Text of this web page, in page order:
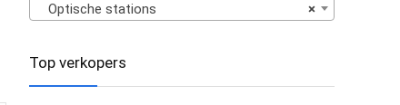
×
Optische stations
Top verkopers